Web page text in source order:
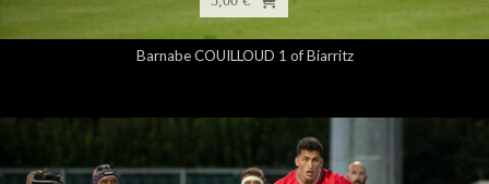
Barnabe COUILLOUD 1 of Biarritz